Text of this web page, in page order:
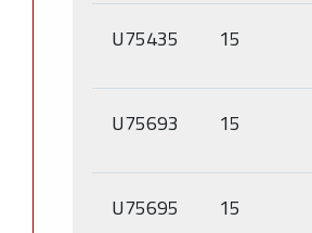
U75435 15
U75693 15
U75695 15